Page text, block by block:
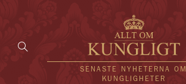
SENASTE NYHETERNA OM
KUNGLIGHETER